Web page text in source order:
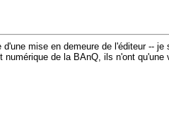
mise en demeure de l'éditeur --
de la BAnQ, ils n'ont qu'une